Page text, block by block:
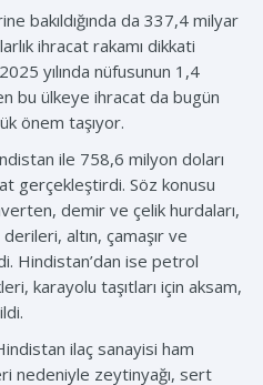
bakıldığında da 337,4 milyar
ihracat rakamı dikkati
yılında nüfusunun 1,4
bu ülkeye ihracat da bugün
önem taşıyor.
ile 758,6 milyon doları
gerçekleştirdi. Söz konusu
demir ve çelik hurdaları,
altın, çamaşır ve
Hindistan’dan ise petrol
karayolu taşıtları için aksam,
ilaç sanayisi ham
nedeniyle zeytinyağı, sert